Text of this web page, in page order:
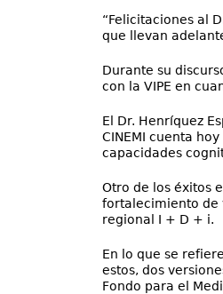
“Felicitaciones al
que llevan
Durante su
con la VIPE en
El Dr. Henríquez
CINEMI cuenta
capacidades
Otro de los éxitos
fortalecimiento de
regional I + D + i.
En lo que se
estos, dos
Fondo para el